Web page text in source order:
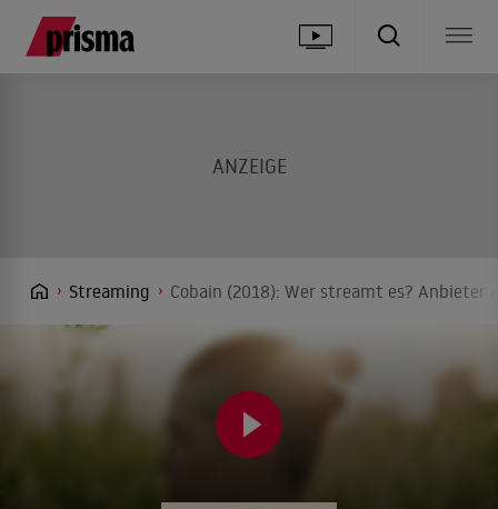
Streaming Cobain (2018): Wer streamt es? Anbieter